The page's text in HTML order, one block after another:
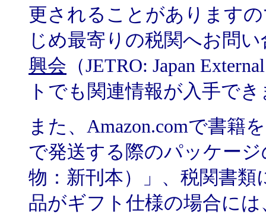
更されることがあります
じめ最寄りの税関へお問
興会 （JETRO: Japan
トでも関連情報が入手で
また、Amazon.comで書籍
で発送する際のパッケー
物：新刊本）」、税関書
品がギフト仕様の場合に